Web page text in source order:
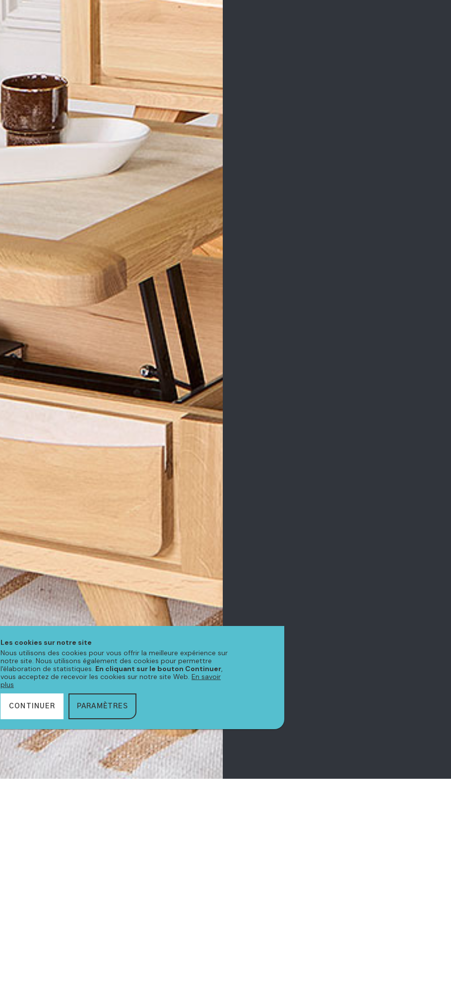
Les cookies sur notre site
Nous utilisons des cookies pour vous offrir la meilleure expérience sur
notre site. Nous utilisons également des cookies pour permettre
l'élaboration de statistiques. En cliquant sur le bouton Continuer,
vous acceptez de recevoir les cookies sur notre site Web. En savoir
plus
CONTINUER PARAMÈTRES